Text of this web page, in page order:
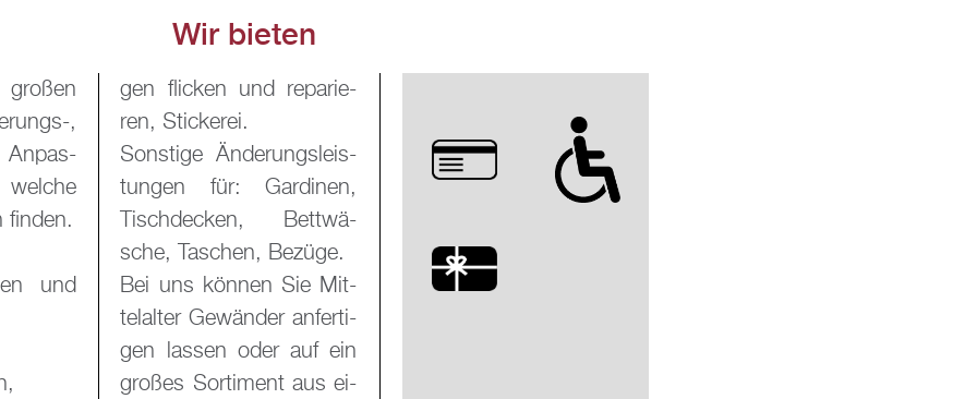
Wir bie­ten
gro­ßen
,
An­pas­
wel­che
fin­den.
und
gen fli­cken und re­pa­rie­
ren, Sti­cke­rei.
Sons­ti­ge Än­de­rungs­leis­
tun­gen für: Gar­di­nen,
Tisch­de­cken, Bett­wä­
sche, Ta­schen, Be­zü­ge.
Bei uns kön­nen Sie Mit­
tel­al­ter Ge­wän­der an­fer­ti­
gen las­sen oder auf ein
gro­ßes Sor­ti­ment aus ei­